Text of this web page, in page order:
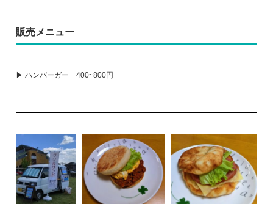
販売メニュー
▶ ハンバーガー 400~800円